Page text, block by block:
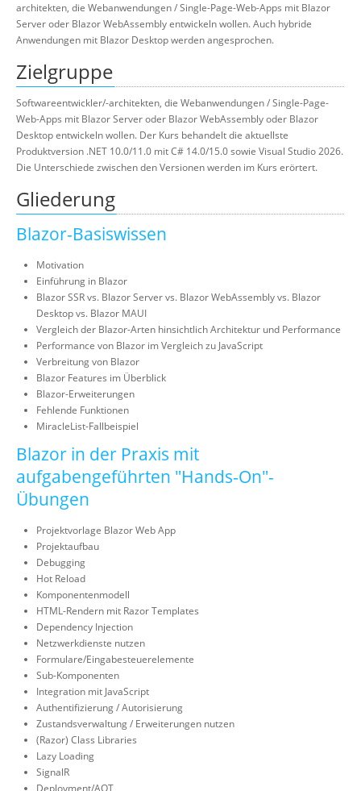
architekten, die Webanwendungen / Single-Page-Web-Apps mit Blazor
Server oder Blazor WebAssembly entwickeln wollen. Auch hybride
Anwendungen mit Blazor Desktop werden angesprochen.
Zielgruppe
Softwareentwickler/-architekten, die Webanwendungen / Single-Page-
Web-Apps mit Blazor Server oder Blazor WebAssembly oder Blazor
Desktop entwickeln wollen. Der Kurs behandelt die aktuellste
Produktversion .NET 10.0/11.0 mit C# 14.0/15.0 sowie Visual Studio 2026.
Die Unterschiede zwischen den Versionen werden im Kurs erörtert.
Gliederung
Blazor-Basiswissen
Motivation
Einführung in Blazor
Blazor SSR vs. Blazor Server vs. Blazor WebAssembly vs. Blazor
Desktop vs. Blazor MAUI
Vergleich der Blazor-Arten hinsichtlich Architektur und Performance
Performance von Blazor im Vergleich zu JavaScript
Verbreitung von Blazor
Blazor Features im Überblick
Blazor-Erweiterungen
Fehlende Funktionen
MiracleList-Fallbeispiel
Blazor in der Praxis mit
aufgabengeführten "Hands-On"-
Übungen
Projektvorlage Blazor Web App
Projektaufbau
Debugging
Hot Reload
Komponentenmodell
HTML-Rendern mit Razor Templates
Dependency Injection
Netzwerkdienste nutzen
Formulare/Eingabesteuerelemente
Sub-Komponenten
Integration mit JavaScript
Authentifizierung / Autorisierung
Zustandsverwaltung / Erweiterungen nutzen
(Razor) Class Libraries
Lazy Loading
SignalR
Deployment/AOT